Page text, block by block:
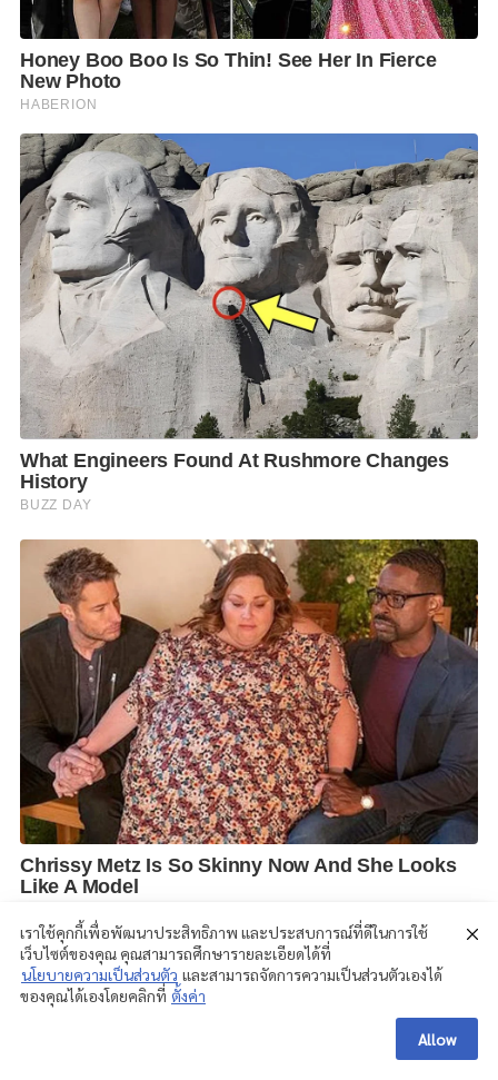
เราใช้คุกกี้เพื่อพัฒนาประสิทธิภาพ และประสบการณ์ที่ดีในการใช้
เว็บไซต์ของคุณ คุณสามารถศึกษารายละเอียดได้ที่
นโยบายความเป็นส่วนตัว และสามารถจัดการความเป็นส่วนตัวเองได้
ของคุณได้เองโดยคลิกที่ ตั้งค่า
Allow